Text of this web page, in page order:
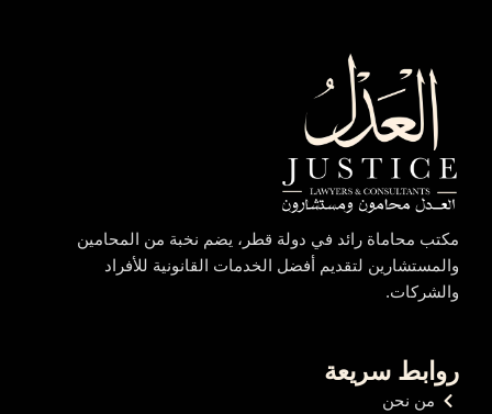
مكتب محاماة رائد في دولة قطر، يضم نخبة من المحامين
والمستشارين لتقديم أفضل الخدمات القانونية للأفراد
والشركات.
روابط سريعة
من نحن